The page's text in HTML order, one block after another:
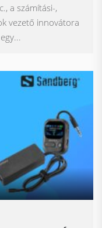
a számítási-,
vezető innovátora